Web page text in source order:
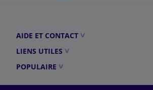
AIDE ET CONTACT
LIENS UTILES
POPULAIRE